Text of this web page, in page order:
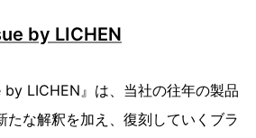
by LICHEN
by LICHEN』は、当社の往年の製品
たな解釈を加え、復刻していくブラ